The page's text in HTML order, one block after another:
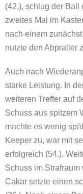
(42.), schlug der Ball
zweites Mal im
nach einem
nutzte den Abpraller
Auch nach
starke Leistung. In
weiteren Treffer auf
Schuss aus spitzem
machte es wenig
Keeper zu, war mit
erfolgreich (54.).
Schuss im
Cakar setzte einen